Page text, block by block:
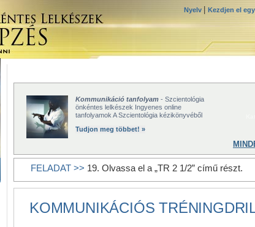
Nyelv Kezdjen el
Kommunikáció tanfolyam - Szcientológia
önkéntes lelkészek Ingyenes online
tanfolyamok A Szcientológia kézikönyvéből
Tudjon meg többet! »
FELADAT >> 19. Olvassa el a „TR 2 1/2” című részt.
KOMMUNIKÁCIÓS